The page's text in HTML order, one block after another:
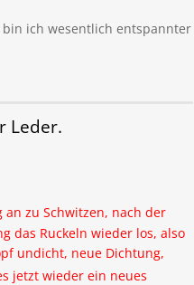
ich wesentlich entspannter
Leder.
an zu Schwitzen, nach der
das Ruckeln wieder los, also
undicht, neue Dichtung,
jetzt wieder ein neues